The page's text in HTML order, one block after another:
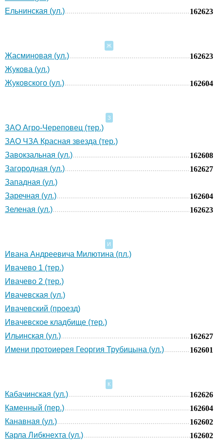
Ельнинская (ул.)
162623
Ж
Жасминовая (ул.)
162623
Жукова (ул.)
Жуковского (ул.)
162604
З
ЗАО Агро-Череповец (тер.)
ЗАО ЧЗА Красная звезда (тер.)
Завокзальная (ул.)
162608
Загородная (ул.)
162627
Западная (ул.)
Заречная (ул.)
162604
Зеленая (ул.)
162623
И
Ивана Андреевича Милютина (пл.)
Ивачево 1 (тер.)
Ивачево 2 (тер.)
Ивачевская (ул.)
Ивачевский (проезд)
Ивачевское кладбище (тер.)
Ильинская (ул.)
162627
Имени протоиерея Георгия Трубицына (ул.)
162601
К
Кабачинская (ул.)
162626
Каменный (пер.)
162604
Канавная (ул.)
162602
Карла Либкнехта (ул.)
162602